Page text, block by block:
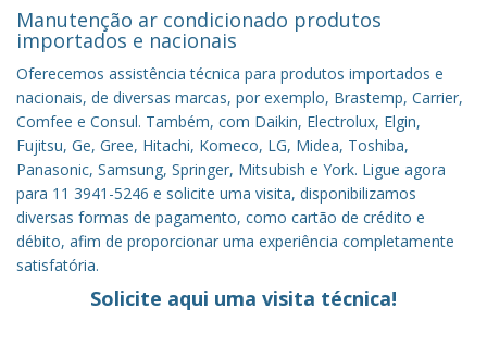
Manutenção ar condicionado produtos
importados e nacionais
Oferecemos assistência técnica para produtos importados e
nacionais, de diversas marcas, por exemplo, Brastemp, Carrier,
Comfee e Consul. Também, com Daikin, Electrolux, Elgin,
Fujitsu, Ge, Gree, Hitachi, Komeco, LG, Midea, Toshiba,
Panasonic, Samsung, Springer, Mitsubish e York. Ligue agora
para 11 3941-5246 e solicite uma visita, disponibilizamos
diversas formas de pagamento, como cartão de crédito e
débito, afim de proporcionar uma experiência completamente
satisfatória.
Solicite aqui uma visita técnica!